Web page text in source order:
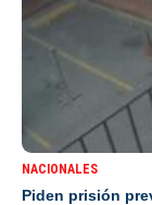
NACIONALES
Piden prisión